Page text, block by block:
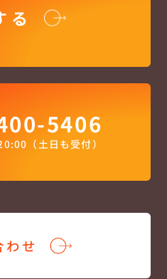
る
5406
（土日も受付）
わせ